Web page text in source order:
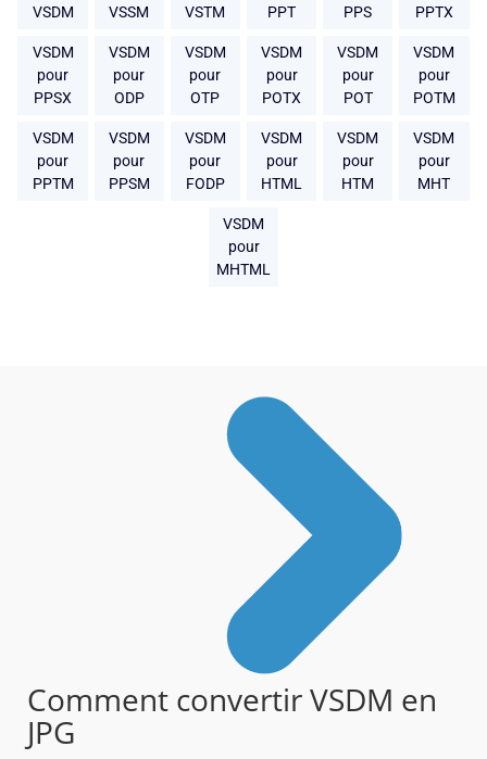
VSDM
VSSM
VSTM
PPT
PPS
PPTX
VSDM
pour
PPSX
VSDM
pour
ODP
VSDM
pour
OTP
VSDM
pour
POTX
VSDM
pour
POT
VSDM
pour
POTM
VSDM
pour
PPTM
VSDM
pour
PPSM
VSDM
pour
FODP
VSDM
pour
HTML
VSDM
pour
HTM
VSDM
pour
MHT
VSDM
pour
MHTML
Comment convertir VSDM en
JPG